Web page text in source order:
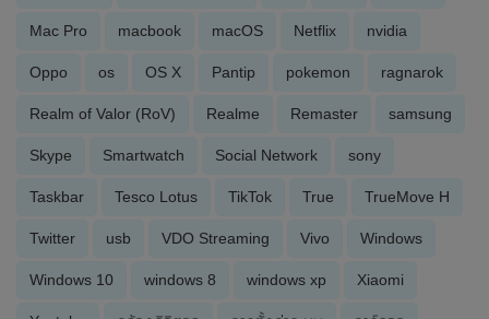
Mac Pro macbook macOS Netflix nvidia
Oppo os OS X Pantip pokemon ragnarok
Realm of Valor (RoV) Realme Remaster samsung
Skype Smartwatch Social Network sony
Taskbar Tesco Lotus TikTok True TrueMove H
Twitter usb VDO Streaming Vivo Windows
Windows 10 windows 8 windows xp Xiaomi